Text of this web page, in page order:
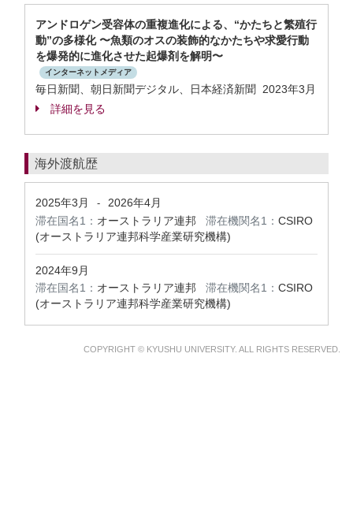
アンドロゲン受容体の重複進化による、“かたちと繁殖行
動”の多様化 〜魚類のオスの装飾的なかたちや求愛行動
を爆発的に進化させた起爆剤を解明〜
インターネットメディア
毎日新聞、朝日新聞デジタル、日本経済新聞 2023年3月
詳細を見る
海外渡航歴
2025年3月 -
2026年4月
滞在国名1： オーストラリア連邦 滞在機関名1： CSIRO
(オーストラリア連邦科学産業研究機構)
2024年9月
滞在国名1： オーストラリア連邦 滞在機関名1： CSIRO
(オーストラリア連邦科学産業研究機構)
COPYRIGHT © KYUSHU UNIVERSITY. ALL RIGHTS RESERVED.